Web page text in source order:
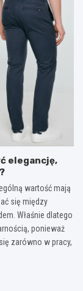
elegancję,
wartość mają
się między
Właśnie dlatego
ponieważ
zarówno w pracy,